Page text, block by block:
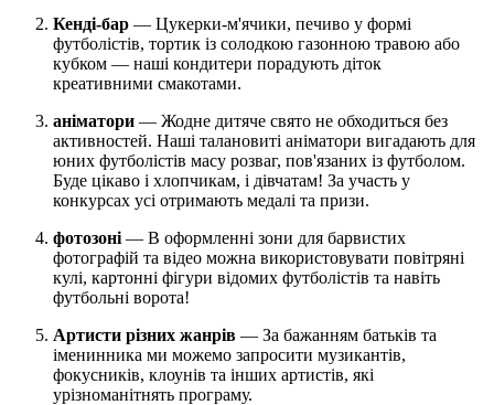
Кенді-бар — Цукерки-м'ячики, печиво у формі
футболістів, тортик із солодкою газонною травою або
кубком — наші кондитери порадують діток
креативними смакотами.
аніматори — Жодне дитяче свято не обходиться без
активностей. Наші талановиті аніматори вигадають для
юних футболістів масу розваг, пов'язаних із футболом.
Буде цікаво і хлопчикам, і дівчатам! За участь у
конкурсах усі отримають медалі та призи.
фотозоні — В оформленні зони для барвистих
фотографій та відео можна використовувати повітряні
кулі, картонні фігури відомих футболістів та навіть
футбольні ворота!
Артисти різних жанрів — За бажанням батьків та
іменинника ми можемо запросити музикантів,
фокусників, клоунів та інших артистів, які
урізноманітнять програму.